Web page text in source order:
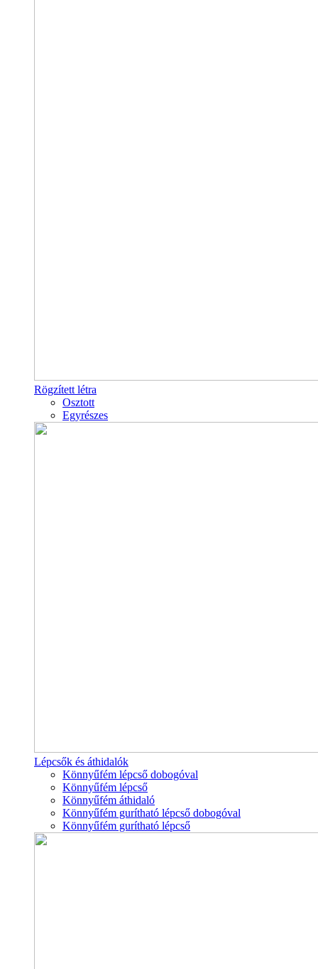
Rögzített létra
Osztott
Egyrészes
Lépcsők és áthidalók
Könnyűfém lépcső dobogóval
Könnyűfém lépcső
Könnyűfém áthidaló
Könnyűfém gurítható lépcső dobogóval
Könnyűfém gurítható lépcső